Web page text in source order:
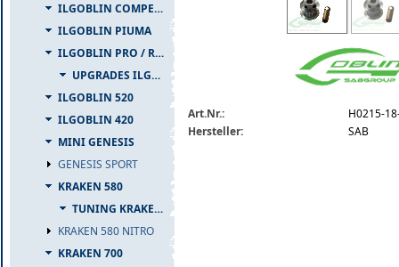
ILGOBLIN COMPETIZIONE
ILGOBLIN PIUMA
ILGOBLIN PRO / RAW 700
UPGRADES ILGOBLIN PRO / RAW 700
ILGOBLIN 520
ILGOBLIN 420
MINI GENESIS
GENESIS SPORT
KRAKEN 580
TUNING KRAKEN 580
KRAKEN 580 NITRO
KRAKEN 700
Art.Nr.:
H0215-
Hersteller:
SAB